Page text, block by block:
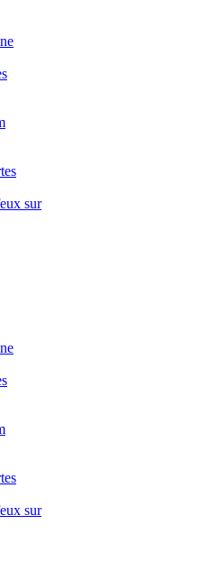
sur
sur